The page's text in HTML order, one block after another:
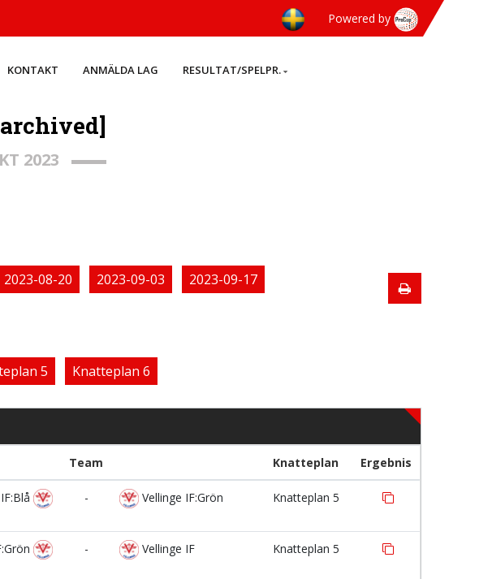
Powered by
KONTAKT ANMÄLDA LAG RESULTAT/SPELPR.
2023
2023-08-20 2023-09-03
2023-09-17
5 Knatteplan 6
Team Knatteplan Ergebnis
- Vellinge IF:Grön Knatteplan 5
- Vellinge IF Knatteplan 5